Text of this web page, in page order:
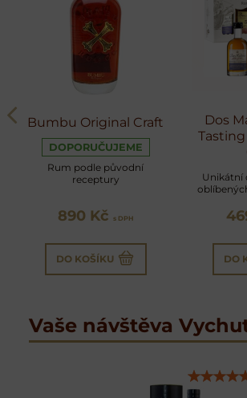
Bumbu Original Craft
DOPORUČUJEME
Rum podle původní
receptury
890 Kč s DPH
DO KOŠÍKU
Dos
Unikátní
DO
Vaše návštěva